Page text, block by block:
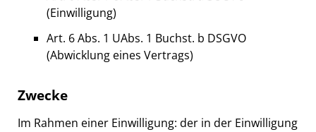
(Einwilligung)
Art. 6 Abs. 1 UAbs. 1 Buchst. b DSGVO
(Abwicklung eines Vertrags)
Zwecke
Im Rahmen einer Einwilligung: der in der Einwilligung